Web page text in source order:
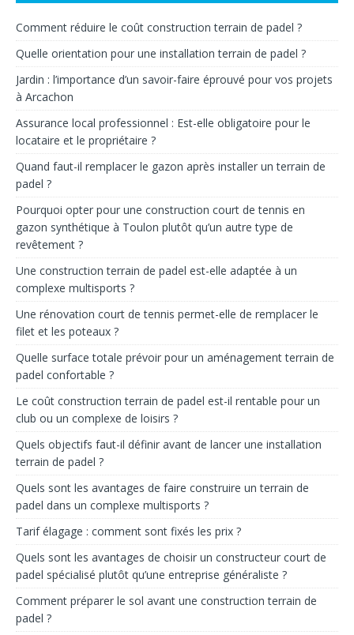
Comment réduire le coût construction terrain de padel ?
Quelle orientation pour une installation terrain de padel ?
Jardin : l’importance d’un savoir-faire éprouvé pour vos projets
à Arcachon
Assurance local professionnel : Est-elle obligatoire pour le
locataire et le propriétaire ?
Quand faut-il remplacer le gazon après installer un terrain de
padel ?
Pourquoi opter pour une construction court de tennis en
gazon synthétique à Toulon plutôt qu’un autre type de
revêtement ?
Une construction terrain de padel est-elle adaptée à un
complexe multisports ?
Une rénovation court de tennis permet-elle de remplacer le
filet et les poteaux ?
Quelle surface totale prévoir pour un aménagement terrain de
padel confortable ?
Le coût construction terrain de padel est-il rentable pour un
club ou un complexe de loisirs ?
Quels objectifs faut-il définir avant de lancer une installation
terrain de padel ?
Quels sont les avantages de faire construire un terrain de
padel dans un complexe multisports ?
Tarif élagage : comment sont fixés les prix ?
Quels sont les avantages de choisir un constructeur court de
padel spécialisé plutôt qu’une entreprise généraliste ?
Comment préparer le sol avant une construction terrain de
padel ?